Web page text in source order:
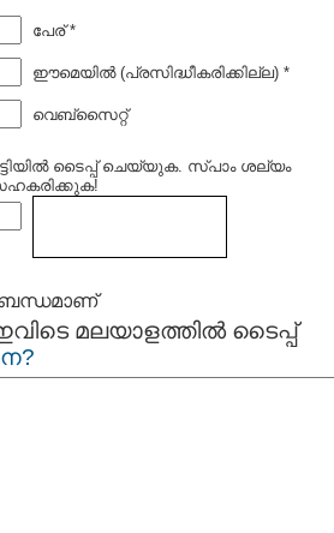
പേര് *
ഈമെയില്‍ (പ്രസിദ്ധീകരിക്കില്ല) *
വെബ്സൈറ്റ്
ടൈപ്പ്‌ ചെയ്യുക. സ്പാം ശല്യം
മലയാളത്തില്‍ ടൈപ്പ്